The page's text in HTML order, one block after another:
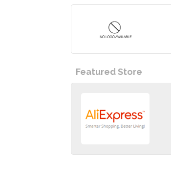
Featured Store